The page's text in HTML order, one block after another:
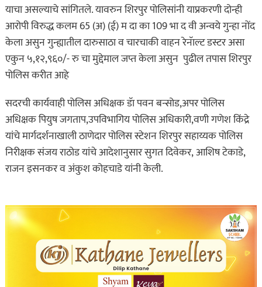
याचा असल्याचे सांगितले. यावरुन शिरपुर पोलिसांनी याप्रकरणी दोन्ही
आरोपी विरुद्ध कलम 65 (अ) (ई) म दा का 109 भा द वी अन्वये गुन्हा नोंद
केला असुन गुन्ह्यातील दारुसाठा व चारचाकी वाहन रेनॅाल्ट डस्टर असा
एकुन ५,१२,९६०/- रु चा मुद्देमाल जप्त केला असुन पुढील तपास शिरपुर
पोलिस करीत आहे
सदरची कार्यवाही पोलिस अधिक्षक डॅा पवन बन्सोड,अपर पोलिस
अधिक्षक पियुष जगताप,उपविभागिय पोलिस अधिकारी,वणी गणेश किंद्रे
यांचे मार्गदर्शनाखाली ठाणेदार पोलिस स्टेशन शिरपुर सहाय्यक पोलिस
निरीक्षक संजय राठोड यांचे आदेशानुसार सुगत दिवेकर, आशिष टेकाडे,
राजन इसनकर व अंकुश कोहचाडे यांनी केली.